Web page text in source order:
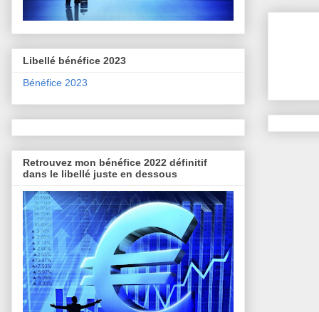
Libellé bénéfice 2023
Bénéfice 2023
Retrouvez mon bénéfice 2022 définitif
dans le libellé juste en dessous